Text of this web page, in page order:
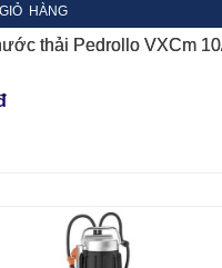
HÀNG
thải Pedrollo VXCm